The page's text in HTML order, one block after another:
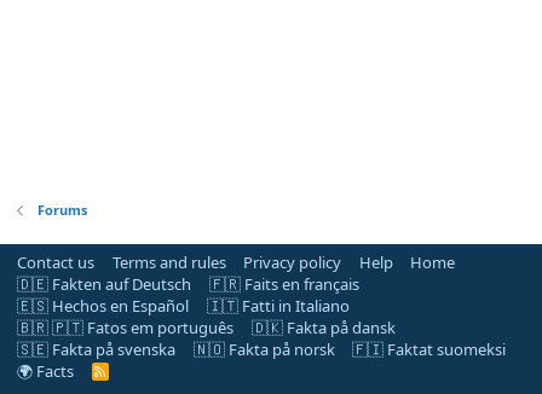
Forums
Contact us Terms and rules Privacy policy Help
Home
🇩🇪 Fakten auf Deutsch
🇫🇷 Faits en français
🇪🇸 Hechos en Español
🇮🇹 Fatti in Italiano
🇧🇷 🇵🇹 Fatos em português
🇩🇰 Fakta på dansk
🇸🇪 Fakta på svenska
🇳🇴 Fakta på norsk
🇫🇮 Faktat suomeksi
🌍 Facts
R